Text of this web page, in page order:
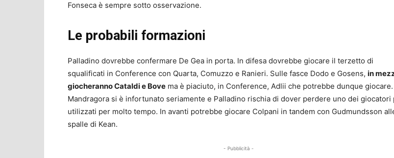
Fonseca è sempre sotto osservazione.
Le probabili formazioni
Palladino dovrebbe confermare De Gea in porta. In difesa dovrebbe giocare il terzetto di
squalificati in Conference con Quarta, Comuzzo e Ranieri. Sulle fasce Dodo e Gosens, in
giocheranno Cataldi e Bove ma è piaciuto, in Conference, Adlii che potrebbe dunque giocare.
Mandragora si è infortunato seriamente e Palladino rischia di dover perdere uno dei giocatori
utilizzati per molto tempo. In avanti potrebbe giocare Colpani in tandem con Gudmundsson
spalle di Kean.
- Pubblicità -